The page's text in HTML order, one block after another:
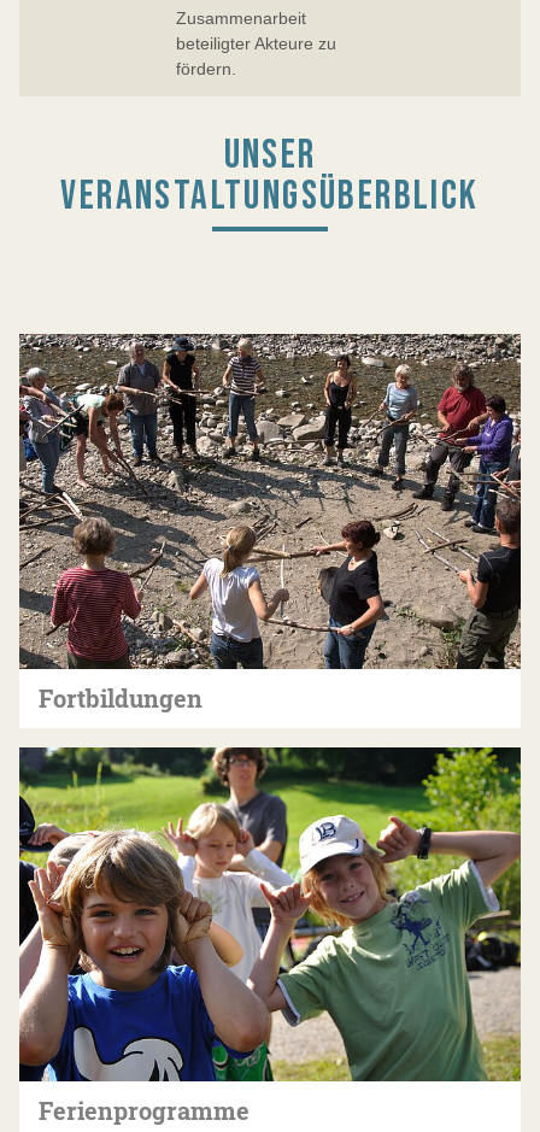
Zusammenarbeit
beteiligter Akteure zu
fördern.
UNSER
VERANSTALTUNGSÜBERBLICK
Fortbildungen
Ferienprogramme